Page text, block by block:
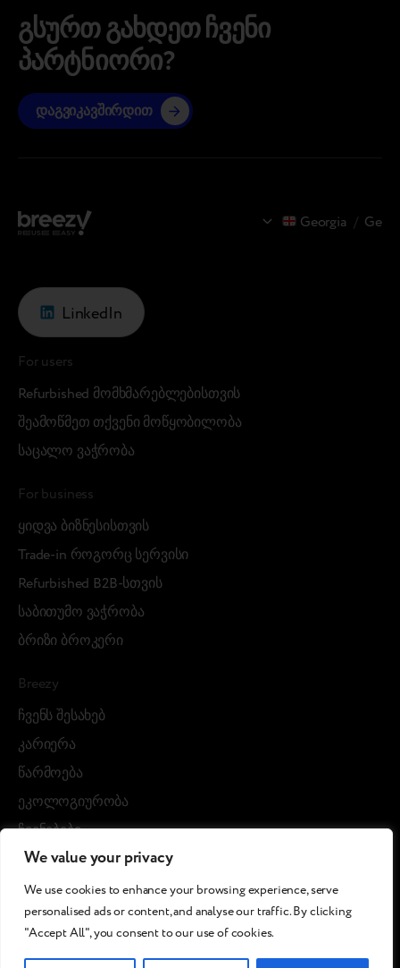
We value your privacy
We use cookies to enhance your browsing experience, serve
personalised ads or content, and analyse our traffic. By clicking
"Accept All", you consent to our use of cookies.
Georgia / Ge
გსურთ გახდეთ ჩვენი
პარტნიორი?
დაგვიკავშირდით
LinkedIn
For users
Refurbished მომხმარებლებისთვის
შეამოწმეთ თქვენი მოწყობილობა
საცალო ვაჭრობა
For business
ყიდვა ბიზნესისთვის
Trade-in როგორც სერვისი
Refurbished B2B-სთვის
საბითუმო ვაჭრობა
ბრიზი ბროკერი
Breezy
ჩვენს შესახებ
კარიერა
წარმოება
ეკოლოგიურობა
ჩვენებები
Cases